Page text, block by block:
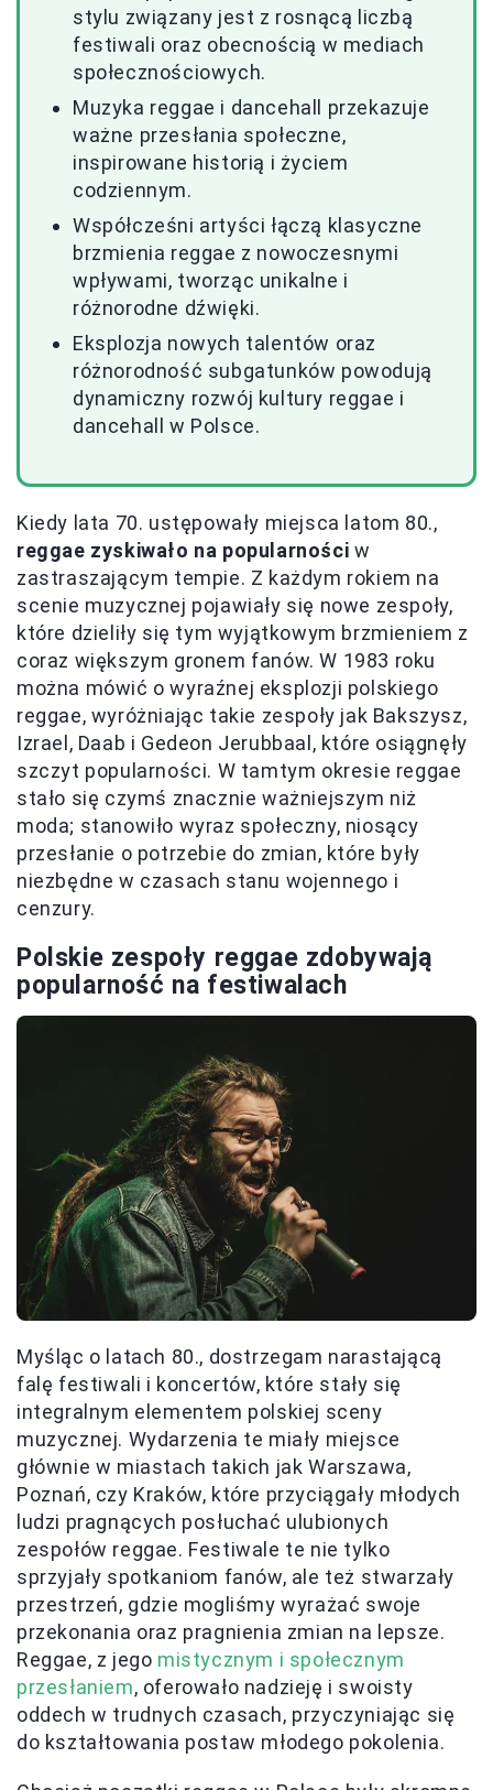
stylu związany jest z rosnącą liczbą
festiwali oraz obecnością w mediach
społecznościowych.
Muzyka reggae i dancehall przekazuje
ważne przesłania społeczne,
inspirowane historią i życiem
codziennym.
Współcześni artyści łączą klasyczne
brzmienia reggae z nowoczesnymi
wpływami, tworząc unikalne i
różnorodne dźwięki.
Eksplozja nowych talentów oraz
różnorodność subgatunków powodują
dynamiczny rozwój kultury reggae i
dancehall w Polsce.
Kiedy lata 70. ustępowały miejsca latom 80.,
reggae zyskiwało na popularności w
zastraszającym tempie. Z każdym rokiem na
scenie muzycznej pojawiały się nowe zespoły,
które dzieliły się tym wyjątkowym brzmieniem z
coraz większym gronem fanów. W 1983 roku
można mówić o wyraźnej eksplozji polskiego
reggae, wyróżniając takie zespoły jak Bakszysz,
Izrael, Daab i Gedeon Jerubbaal, które osiągnęły
szczyt popularności. W tamtym okresie reggae
stało się czymś znacznie ważniejszym niż
moda; stanowiło wyraz społeczny, niosący
przesłanie o potrzebie do zmian, które były
niezbędne w czasach stanu wojennego i
cenzury.
Polskie zespoły reggae zdobywają
popularność na festiwalach
Myśląc o latach 80., dostrzegam narastającą
falę festiwali i koncertów, które stały się
integralnym elementem polskiej sceny
muzycznej. Wydarzenia te miały miejsce
głównie w miastach takich jak Warszawa,
Poznań, czy Kraków, które przyciągały młodych
ludzi pragnących posłuchać ulubionych
zespołów reggae. Festiwale te nie tylko
sprzyjały spotkaniom fanów, ale też stwarzały
przestrzeń, gdzie mogliśmy wyrażać swoje
przekonania oraz pragnienia zmian na lepsze.
Reggae, z jego mistycznym i społecznym
przesłaniem, oferowało nadzieję i swoisty
oddech w trudnych czasach, przyczyniając się
do kształtowania postaw młodego pokolenia.